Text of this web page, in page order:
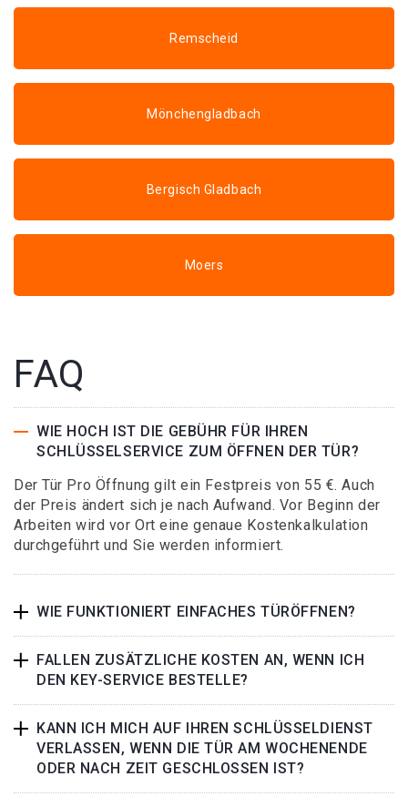
Remscheid
Mönchengladbach
Bergisch Gladbach
Moers
FAQ
WIE HOCH IST DIE GEBÜHR FÜR IHREN
SCHLÜSSELSERVICE ZUM ÖFFNEN DER TÜR?
Der Tür Pro Öffnung gilt ein Festpreis von 55 €. Auch
der Preis ändert sich je nach Aufwand. Vor Beginn der
Arbeiten wird vor Ort eine genaue Kostenkalkulation
durchgeführt und Sie werden informiert.
WIE FUNKTIONIERT EINFACHES TÜRÖFFNEN?
FALLEN ZUSÄTZLICHE KOSTEN AN, WENN ICH
DEN KEY-SERVICE BESTELLE?
KANN ICH MICH AUF IHREN SCHLÜSSELDIENST
VERLASSEN, WENN DIE TÜR AM WOCHENENDE
ODER NACH ZEIT GESCHLOSSEN IST?